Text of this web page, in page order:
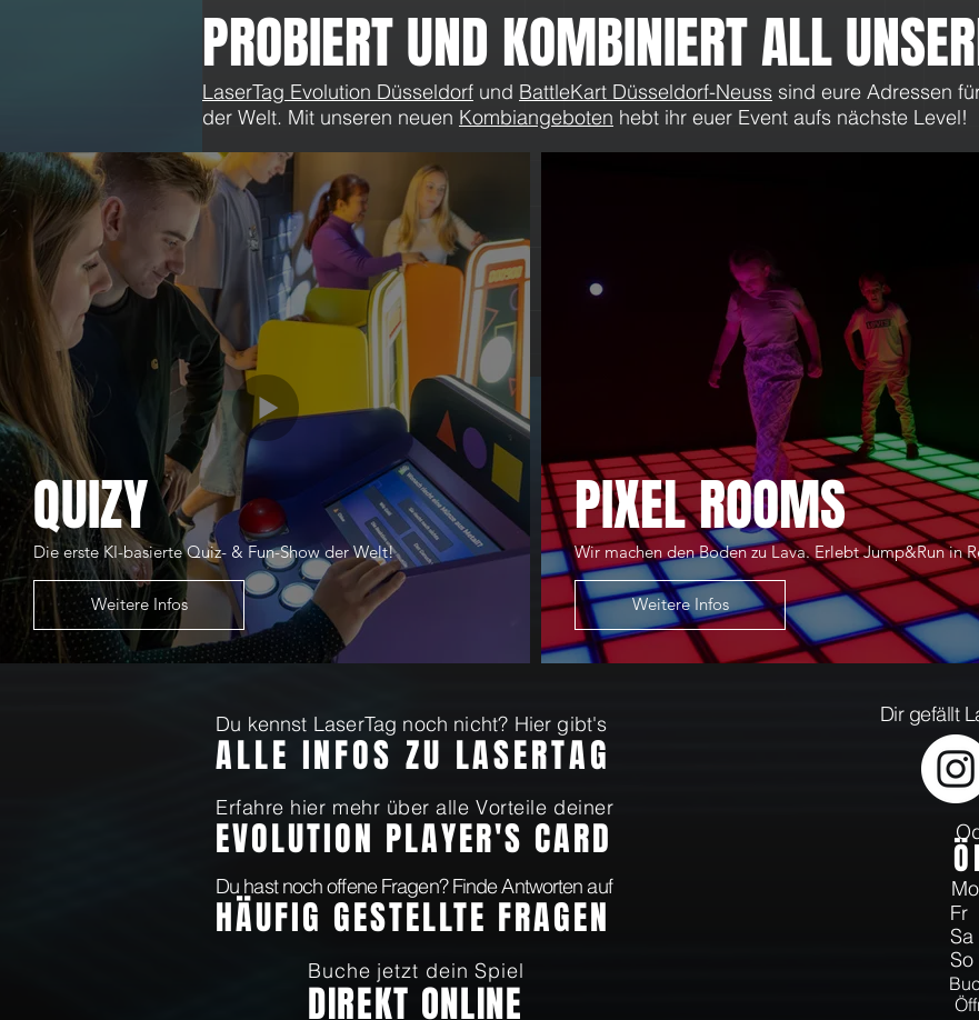
Actionreiche Sommerferien
Feiertage im Mai & Juni 2026 in
Düsseldorf: LaserTag, Pixel
Games und tolle Momente
Kommentare
Kommentar verfassen...
PROBIERT UND KOMBINIERT ALL
LaserTag Evolution Düsseldorf und BattleKart Düsseldorf-Neuss sind eure Adressen
der Welt. Mit unseren neuen Kombiangeboten hebt ihr euer Event aufs nächste Level!
QUIZY
Die erste KI-basierte Quiz- & Fun-Show der Welt!
Weitere Infos
PIXEL ROOMS
Wir machen den Boden zu Lava. Erlebt Jump&Run in
Weitere Infos
Du kennst LaserTag noch nicht? Hier gibt's
ALLE INFOS ZU LASERTAG
Erfahre hier mehr über alle Vorteile deiner
EVOLUTION PLAYER'S CARD
Du hast noch offene Fragen? Finde Antworten auf
HÄUFIG GESTELLTE FRAGEN
Buche jetzt dein Spiel
DIREKT ONLINE
Dir gefällt
Ö